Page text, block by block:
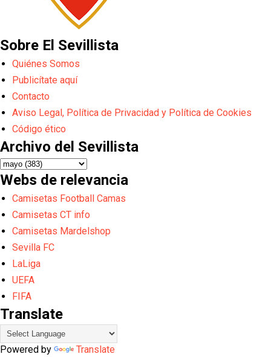
Sobre El Sevillista
Quiénes Somos
Publicítate aquí
Contacto
Aviso Legal, Política de Privacidad y Política de Cookies
Código ético
Archivo del Sevillista
Webs de relevancia
Camisetas Football Camas
Camisetas CT info
Camisetas Mardelshop
Sevilla FC
LaLiga
UEFA
FIFA
Translate
Powered by
Translate